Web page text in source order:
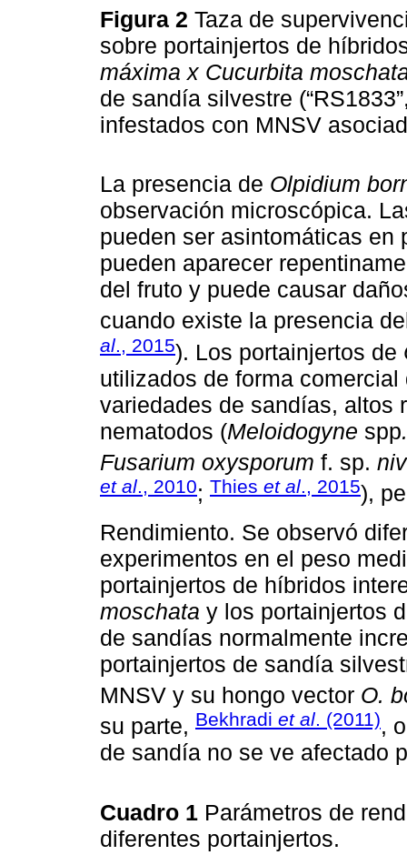
Figura 2 Taza de
sobre portainjertos de
máxima x Cucurbita
de sandía silvestre
infestados con MNSV
La presencia de Olpidium
observación microscópica.
pueden ser asintomáticas
pueden aparecer
del fruto y puede causar
cuando existe la presencia
al ., 2015). Los portainjertos de
utilizados de forma
variedades de sandías, altos
nematodos (Meloidogyne spp.
Fusarium oxysporum f. sp.
et al., 2010; Thies et al., 2015),
Rendimiento. Se observó
experimentos en el peso
portainjertos de híbridos
moschata y los portainjertos
de sandías normalmente
portainjertos de sandía
MNSV y su hongo vector O.
su parte, Bekhradi et al. (2011),
de sandía no se ve afectado
Cuadro 1 Parámetros de
diferentes portainjertos.